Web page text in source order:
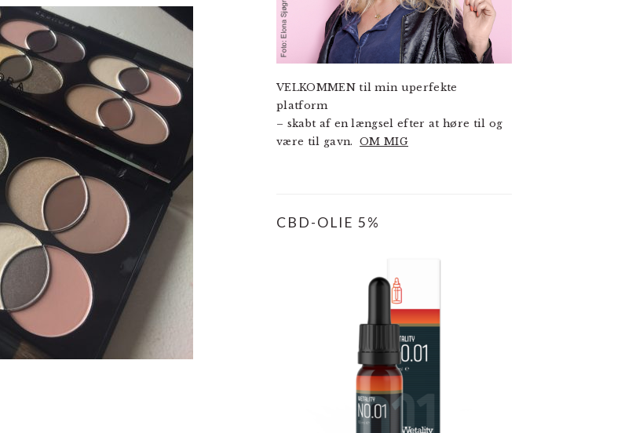
VELKOMMEN til min uperfekte
platform
– skabt af en længsel efter at høre til og
være til gavn.OM MIG
CBD-OLIE 5%